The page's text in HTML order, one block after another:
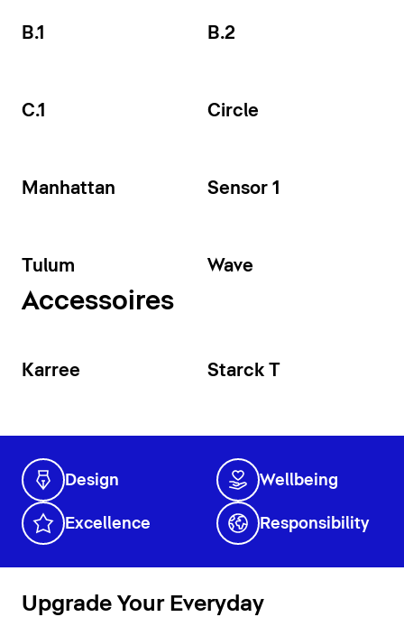
B.1 B.2
C.1 Circle
Manhattan Sensor 1
Tulum Wave
Accessoires
Karree Starck T
Design Wellbeing
Excellence Responsibility
Upgrade Your Everyday